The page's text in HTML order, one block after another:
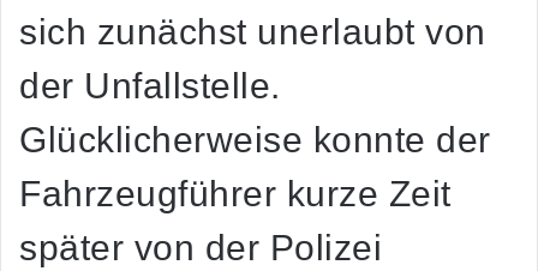
sich zunächst unerlaubt von
der Unfallstelle.
Glücklicherweise konnte der
Fahrzeugführer kurze Zeit
später von der Polizei